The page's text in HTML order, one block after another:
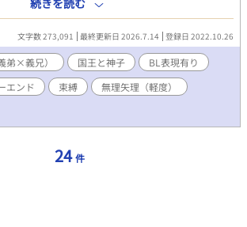
ＢＬか普通の恋愛ものか迷ったんですが、
半がＢＬなので、ＢＬ扱いにしています。 と
ンは、割とふんわりあっさり書いています
ません。 本来ならタグにするべき要素があ
タバレになるため、タグはつけていません。
続きを読む
文字数 273,091 最終更新日 2026.7.14 登録日 2022.10.26
弟×義兄） 国王と神子
BL表現有り
エンド 束縛
無理矢理（軽度）
24 件